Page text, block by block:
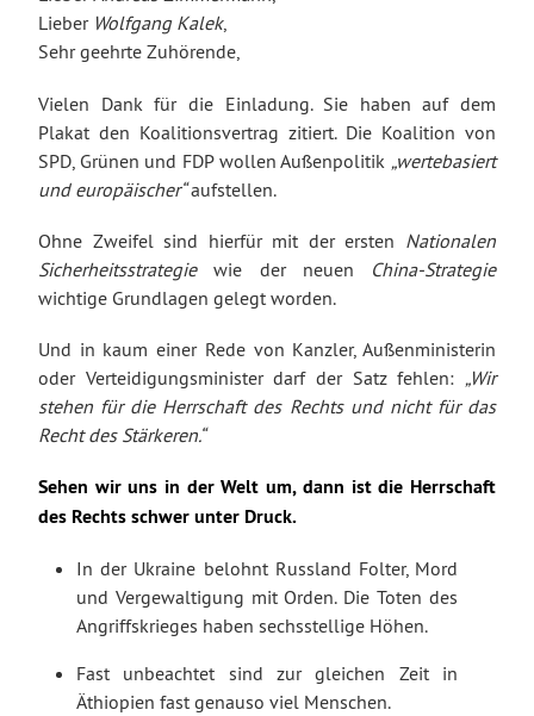
Lieber Wolfgang Kalek,
Sehr geehrte Zuhörende,
Vielen Dank für die Einladung. Sie haben auf dem
Plakat den Koalitionsvertrag zitiert. Die Koalition von
SPD, Grünen und FDP wollen Außenpolitik „wertebasiert
und europäischer“aufstellen.
Ohne Zweifel sind hierfür mit der ersten Nationalen
Sicherheitsstrategiewie der neuen China-Strategie
wichtige Grundlagen gelegt worden.
Und in kaum einer Rede von Kanzler, Außenministerin
oder Verteidigungsminister darf der Satz fehlen: „Wir
stehen für die Herrschaft des Rechts und nicht für das
Recht des Stärkeren.“
Sehen wir uns in der Welt um, dann ist die Herrschaft
des Rechts schwer unter Druck.
In der Ukraine belohnt Russland Folter, Mord
und Vergewaltigung mit Orden. Die Toten des
Angriffskrieges haben sechsstellige Höhen.
Fast unbeachtet sind zur gleichen Zeit in
Äthiopien fast genauso viel Menschen.